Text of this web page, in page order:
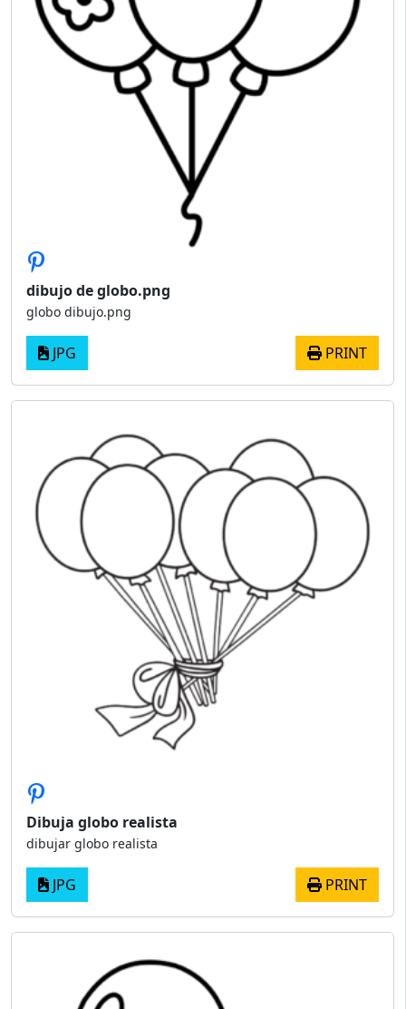
dibujo de globo.png
globo dibujo.png
JPG PRINT
Dibuja globo realista
dibujar globo realista
JPG PRINT